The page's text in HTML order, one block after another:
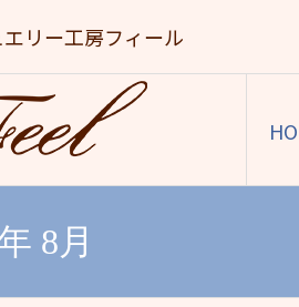
リー工房フィール
8月